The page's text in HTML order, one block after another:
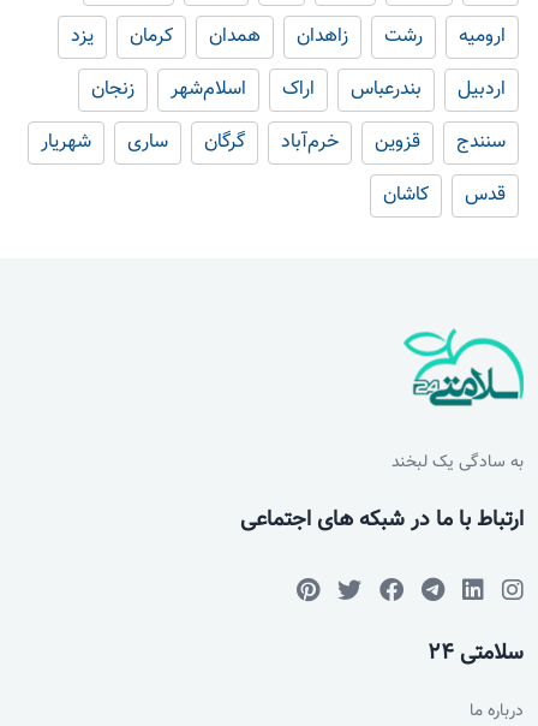
ارومیه
رشت زاهدان همدان کرمان
یزد
اردبیل
بندرعباس اراک اسلام‌شهر
زنجان
سنندج
قزوین خرم‌آباد گرگان ساری
شهریار
قدس
کاشان
به سادگی یک لبخند
ارتباط با ما در شبکه های اجتماعی
سلامتی 24
درباره ما